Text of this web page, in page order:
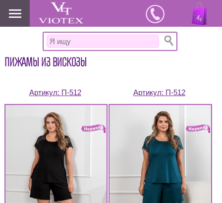
www.viotex37.ru
ПИЖАМЫ ИЗ ВИСКОЗЫ
Артикул: П-512 Артикул: П-512